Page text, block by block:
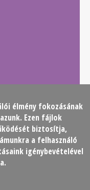
Társaság
Kapcsolat
élmény fokozásának
Ezen fájlok
biztosítja,
a felhasználó
igénybevételével